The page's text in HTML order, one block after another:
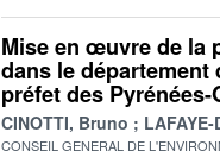
Mise en œuvre de la
dans le département
préfet des
CINOTTI, Bruno
CONSEIL GENERAL DE